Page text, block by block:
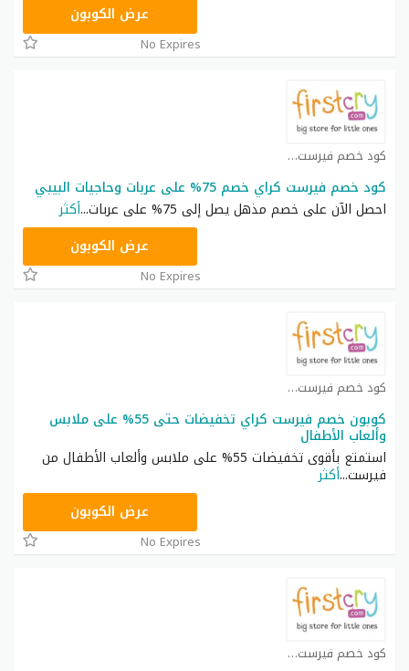
عرض الكوبون
No Expires
كود خصم فيرست كراي كوبون
كود خصم فيرست كراي خصم 75% على عربات وحاجيات البيبي
احصل الآن على خصم مذهل يصل إلى 75% على عربات
...أكثر
عرض الكوبون
No Expires
كود خصم فيرست كراي كوبون
كوبون خصم فيرست كراي تخفيضات حتى 55% على ملابس
وألعاب الأطفال
استمتع بأقوى تخفيضات 55% على ملابس وألعاب الأطفال من
فيرست...أكثر
عرض الكوبون
No Expires
كود خصم فيرست كراي كوبون